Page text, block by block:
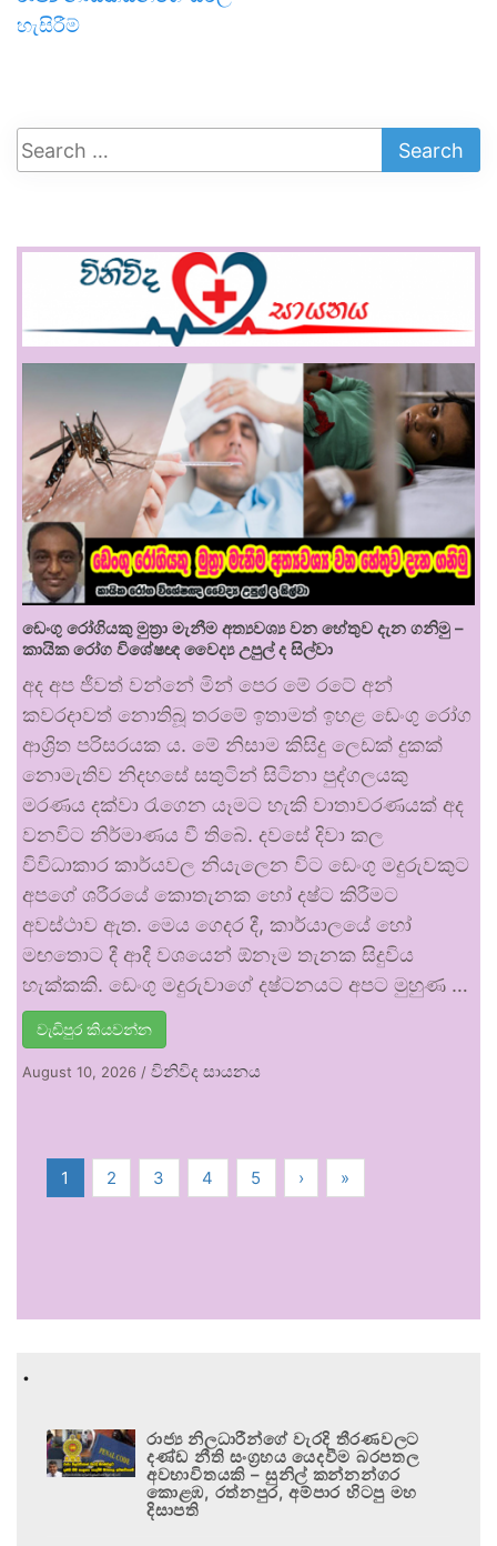
හැසිරීම්
ඩෙංගු රෝගියකු ⁣මුත්‍රා මැනීම අත්‍යවශ්‍ය වන හේතුව දැන ගනිමු –
කායික රෝග විශේෂඥ වෛද්‍ය උපුල් ද සිල්වා
අද අප ජීවත් වන්නේ මින් පෙර මේ රටේ අන්
කවරදාවත් නොතිබූ තරමේ ඉතාමත් ඉහළ ඩෙංගු රෝග
ආශ්‍රිත පරිසරයක ය. මේ නිසාම කිසිදු ලෙඩක් දුකක්
නොමැතිව නිදහසේ සතුටින් සිටිනා පුද්ගලයකු
මරණය දක්වා රැගෙන යෑමට හැකි වාතාවරණයක් අද
වනවිට නිර්මාණය වී තිබේ. දවසේ දිවා කල
විවිධාකාර කාර්යවල නියැලෙන විට ඩෙංගු මදුරුවකුට
අපගේ ශරීරයේ කොතැනක හෝ දෂ්ට කිරීමට
අවස්ථාව ඇත. මෙය ගෙදර දී, කාර්යාලයේ හෝ
මඟතොට දී ආදී වශයෙන් ඕනෑම තැනක සිදුවිය
හැක්කකි. ඩෙංගු මදුරුවාගේ දෂ්ටනයට අපට මුහුණ …
වැඩිපුර කියවන්න
August 10, 2026 / විනිවිද සායනය
1 2 3 4 5 › »
.
රාජ්‍ය නිලධාරීන්ගේ වැරදි තීරණවලට
දණ්ඩ නීති සංග්‍රහය යෙදවීම බරපතල
අවභාවිතයකි – සුනිල් කන්නන්ගර
කොළඹ, රත්නපුර, අම්පාර හිටපු මහ
දිසාපති